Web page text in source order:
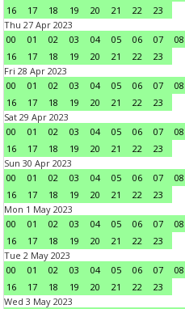
16
17 18 19 20 21 22
23
Thu 27 Apr 2023
00
01 02 03 04 05 06 07 08
16
17 18 19 20 21 22
23
Fri 28 Apr 2023
00
01 02 03 04 05 06 07 08
16
17 18 19 20 21 22
23
Sat 29 Apr 2023
00
01 02 03 04 05 06 07 08
16
17 18 19 20 21 22
23
Sun 30 Apr 2023
00
01 02 03 04 05 06 07 08
16
17 18 19 20 21 22
23
Mon 1 May 2023
00
01 02 03 04 05 06 07 08
16
17 18 19 20 21 22
23
Tue 2 May 2023
00
01 02 03 04 05 06 07 08
16
17 18 19 20 21 22
23
Wed 3 May 2023